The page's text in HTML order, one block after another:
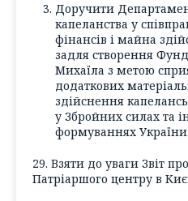
Доручити
капеланства у
фінансів і майна
задля створення
Михаїла з метою
додаткових
здійснення
у Збройних силах та
формуваннях України.
29. Взяти до уваги Звіт
Патріаршого центру в